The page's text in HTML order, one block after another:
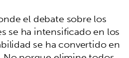
el debate sobre los
se ha intensificado en los
se ha convertido en